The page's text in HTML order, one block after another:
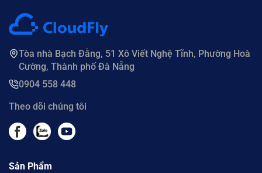
Tòa nhà Bạch Đằng, 51 Xô Viết Nghệ Tĩnh, Phường Hoà
Cường, Thành phố Đà Nẵng
0904 558 448
Theo dõi chúng tôi
Sản Phẩm